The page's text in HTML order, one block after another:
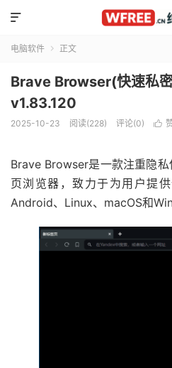

电脑软件  正文
Brave Browser(快速私
v1.83.120
2025-10-23 阅读(228) 评论(0) 
Brave Browser是一款注重隐
页浏览器，致力于为用户提
Android、Linux、macOS和